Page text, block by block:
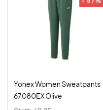
Yonex Women Sweatpants
67080EX Olive